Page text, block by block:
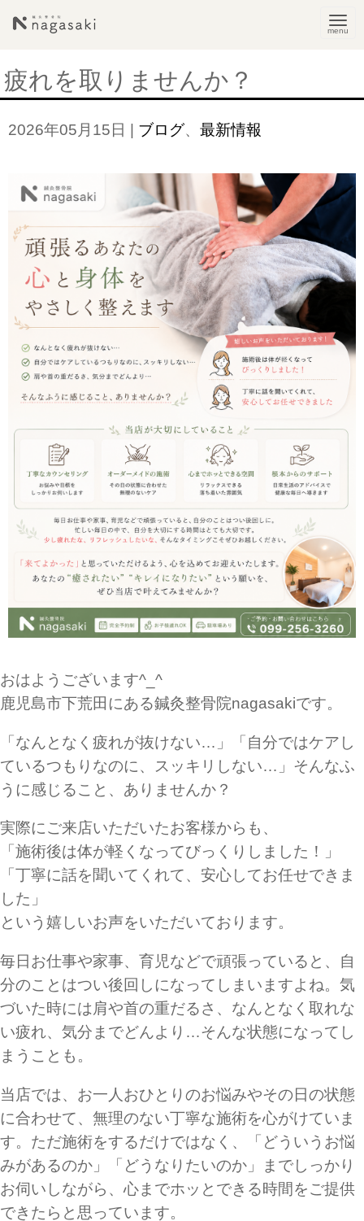
N
o
疲れを取りませんか？
2026年05月15日 | ブログ、 最新情報
おはようございます^_^
鹿児島市下荒田にある鍼灸整骨院nagasakiです。
「なんとなく疲れが抜けない…」「自分ではケアし
ているつもりなのに、スッキリしない…」そんなふ
うに感じること、ありませんか？
実際にご来店いただいたお客様からも、
「施術後は体が軽くなってびっくりしました！」
「丁寧に話を聞いてくれて、安心してお任せできま
した」
という嬉しいお声をいただいております。
毎日お仕事や家事、育児などで頑張っていると、自
分のことはつい後回しになってしまいますよね。気
づいた時には肩や首の重だるさ、なんとなく取れな
い疲れ、気分までどんより…そんな状態になってし
まうことも。
当店では、お一人おひとりのお悩みやその日の状態
に合わせて、無理のない丁寧な施術を心がけていま
す。ただ施術をするだけではなく、「どういうお悩
みがあるのか」「どうなりたいのか」までしっかり
お伺いしながら、心までホッとできる時間をご提供
できたらと思っています。